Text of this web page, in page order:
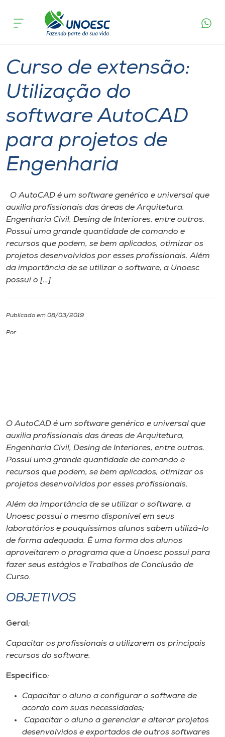
Cursos
Pesquisa
Atendimento ao Estudante
Portal de Ensino
Internacionalização
I.nova
Diplomados
Rádio
Museu
Unoesc
Store
o idioma
A+
acontece
Curso de extensão:
Utilização do
software AutoCAD
para projetos de
Engenharia
O AutoCAD é um software genérico e universal que
auxilia profissionais das áreas de Arquitetura,
Engenharia Civil, Desing de Interiores, entre outros.
Possui uma grande quantidade de comando e
recursos que podem, se bem aplicados, otimizar os
projetos desenvolvidos por esses profissionais. Além
da importância de se utilizar o software, a Unoesc
possui o […]
Publicado em 08/03/2019
Por
O AutoCAD é um software genérico e universal que
auxilia profissionais das áreas de Arquitetura,
Engenharia Civil, Desing de Interiores, entre outros.
Possui uma grande quantidade de comando e
recursos que podem, se bem aplicados, otimizar os
projetos desenvolvidos por esses profissionais.
Além da importância de se utilizar o software, a
Unoesc possui o mesmo disponível em seus
laboratórios e pouquíssimos alunos sabem utilizá-lo
de forma adequada. É uma forma dos alunos
aproveitarem o programa que a Unoesc possui para
fazer seus estágios e Trabalhos de Conclusão de
Curso.
OBJETIVOS
Geral :
Capacitar os profissionais a utilizarem os principais
recursos do software.
Especifico:
Capacitar o aluno a configurar o software de
acordo com suas necessidades;
Capacitar o aluno a gerenciar e alterar projetos
desenvolvidos e exportados de outros softwares